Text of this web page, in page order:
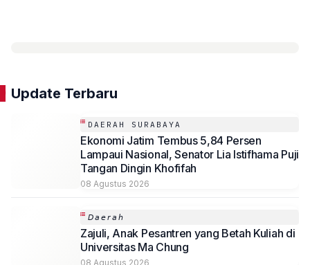
Update Terbaru
DAERAH SURABAYA
Ekonomi Jatim Tembus 5,84 Persen
Lampaui Nasional, Senator Lia Istifhama Puji
Tangan Dingin Khofifah
08 Agustus 2026
𝘋𝘢𝘦𝘳𝘢𝘩
Zajuli, Anak Pesantren yang Betah Kuliah di
Universitas Ma Chung
08 Agustus 2026